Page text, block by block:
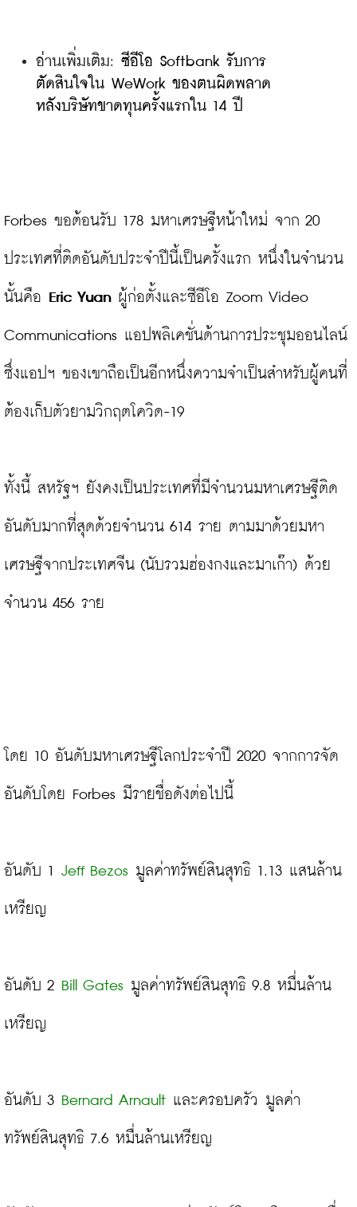
อ่านเพิ่มเติม: ซีอีโอ Softbank รับการ
ตัดสินใจใน WeWork ของตนผิดพลาด
หลังบริษัทขาดทุนครั้งแรกใน 14 ปี
Forbes ขอต้อนรับ 178 มหาเศรษฐีหน้าใหม่ จาก 20
ประเทศที่ติดอันดับประจำปีนี้เป็นครั้งแรก หนึ่งในจำนวน
นั้นคือ Eric Yuan ผู้ก่อตั้งและซีอีโอ Zoom Video
Communications แอปพลิเคชั่นด้านการประชุมออนไลน์
ซึ่งแอปฯ ของเขาถือเป็นอีกหนึ่งความจำเป็นสำหรับผู้คนที่
ต้องเก็บตัวยามวิกฤตโควิด-19
ทั้งนี้ สหรัฐฯ ยังคงเป็นประเทศที่มีจำนวนมหาเศรษฐีติด
อันดับมากที่สุดด้วยจำนวน 614 ราย ตามมาด้วยมหา
เศรษฐีจากประเทศจีน (นับรวมฮ่องกงและมาเก๊า) ด้วย
จำนวน 456 ราย
โดย 10 อันดับมหาเศรษฐีโลกประจำปี 2020 จากการจัด
อันดับโดย Forbes มีรายชื่อดังต่อไปนี้
อันดับ 1 Jeff Bezos มูลค่าทรัพย์สินสุทธิ 1.13 แสนล้าน
เหรียญ
อันดับ 2 Bill Gates มูลค่าทรัพย์สินสุทธิ 9.8 หมื่นล้าน
เหรียญ
อันดับ 3 Bernard Arnault และครอบครัว มูลค่า
ทรัพย์สินสุทธิ 7.6 หมื่นล้านเหรียญ